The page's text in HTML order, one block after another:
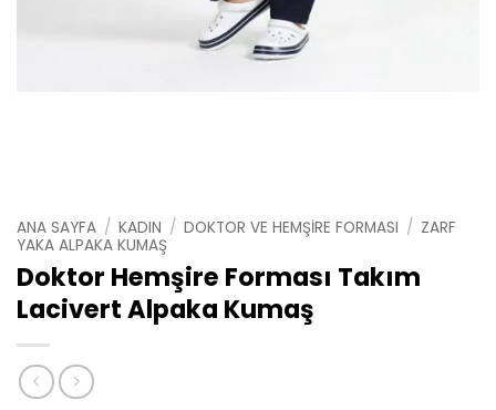
ANA SAYFA / KADIN / DOKTOR VE HEMŞIRE FORMASI / ZARF
YAKA ALPAKA KUMAŞ
Doktor Hemşire Forması Takım
Lacivert Alpaka Kumaş